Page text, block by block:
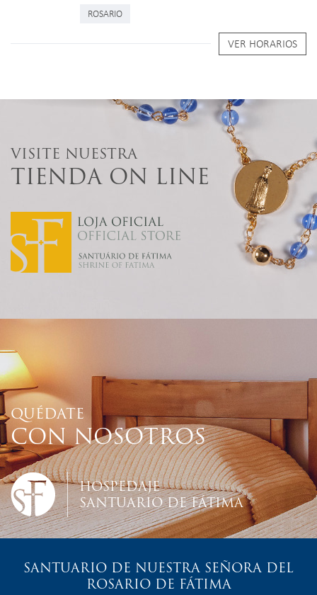
ROSARIO
VER HORARIOS
VISITE NUESTRA
TIENDA ON LINE
QUÉDATE
CON NOSOTROS
HOSPEDAJE
SANTUARIO DE FÁTIMA
SANTUARIO DE NUESTRA SEÑORA DEL
ROSARIO DE FÁTIMA